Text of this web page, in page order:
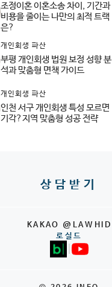
조정이혼 이혼소송 차이, 기간과
비용을 줄이는 나만의 최적 트랙
은?
개인회생 파산
부평 개인회생 법원 보정 성향 분
석과 맞춤형 면책 가이드
개인회생 파산
인천 서구 개인회생 특성 모르면
기각?지역 맞춤형 성공 전략
상담받기
KAKAO @LAWHID
로실드